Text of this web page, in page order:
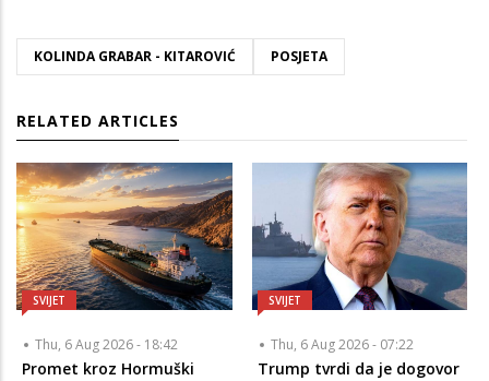
KOLINDA GRABAR - KITAROVIĆ POSJETA
RELATED ARTICLES
SVIJET
Thu, 6 Aug 2026 - 18:42
Promet kroz Hormuški
SVIJET
Thu, 6 Aug 2026 - 07:22
Trump tvrdi da je dogovor